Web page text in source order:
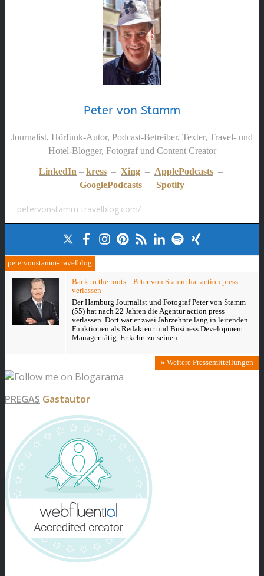
Peter von Stamm
Journalist, Hörfunk-Autor, Podcast-Betreiber, Texter, Travel- und
Hotel-Blogger, Fotograf und Content Creator
LinkedIn – kress – Xing – ApplePodcasts –
GooglePodcasts – Spotify
petervonstamm-travelblog.com/
petervonstamm-travelblog
Back to the roots... Peter von Stamm hat action press
verlassen
Der Hamburg Journalist und Fotograf Peter von Stamm
(55) hat nach 22 Jahren die Agentur action press
verlassen. Dort war er zwei Jahrzehnte lang in leitenden
Funktionen als Redakteur und Business Development
Manager tätig. Er kehrt zu seinen...
» Weitere Pressemitteilungen
PREGAS Gastautor